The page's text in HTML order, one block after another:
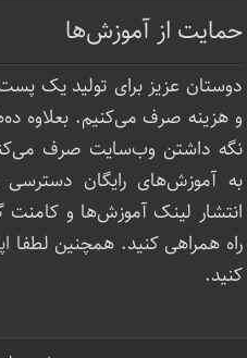
حمایت از آموزش‌ها
دوستان عزیز برای تولید یک
و هزینه صرف می‌کنیم. بعلاوه
نگه داشتن وب‌سایت صرف
به آموزش‌های رایگان
انتشار لینک‌ آموزش‌ها و کامنت
راه همراهی کنید. همچنین لطفا
کنید.